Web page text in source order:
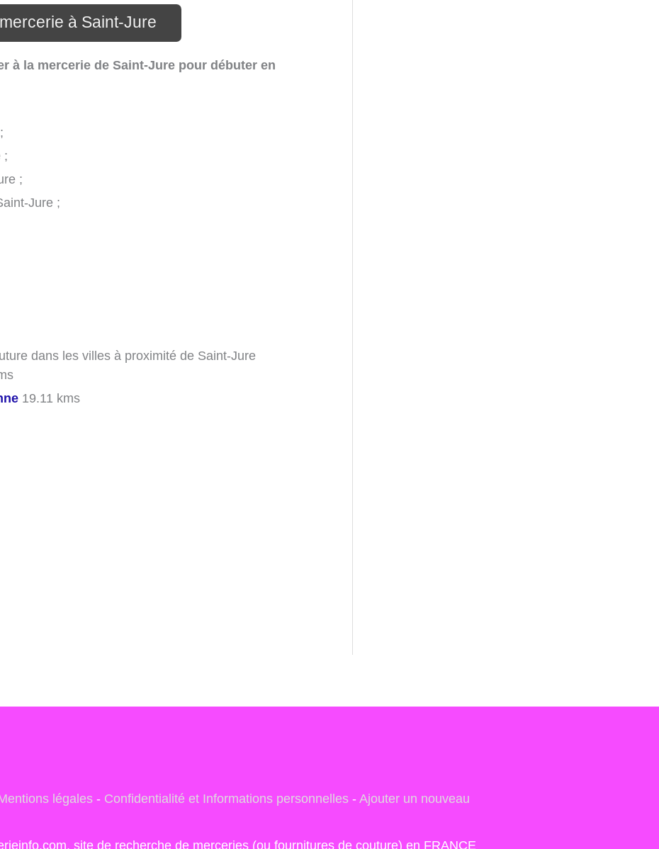
à Saint-Jure
à la mercerie de Saint-Jure pour débuter en
;
;
Jure ;
dans les villes à proximité de Saint-Jure
19.11 kms
légales- Confidentialité et Informations personnelles- Ajouter un nouveau
site de recherche de merceries (ou fournitures de couture) en FRANCE